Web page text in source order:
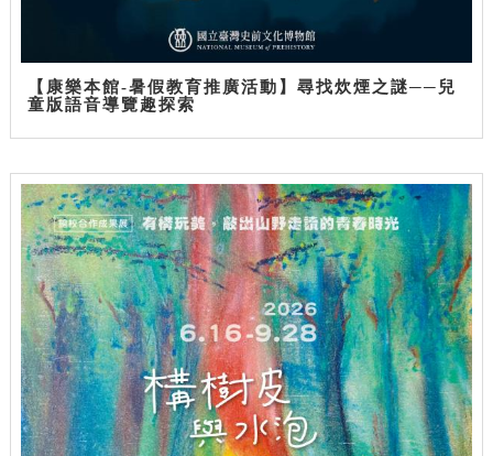
【康樂本館-暑假教育推廣活動】尋找炊煙之謎──兒
童版語音導覽趣探索